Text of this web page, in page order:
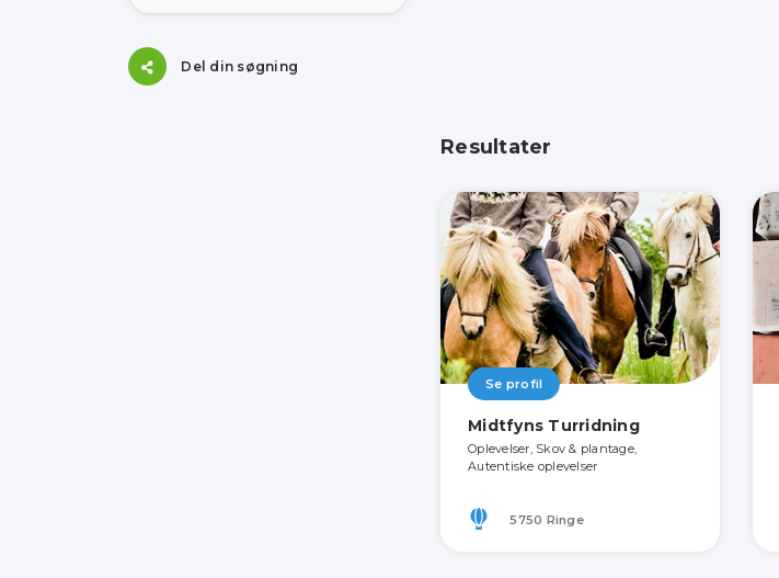
Del din søgning
Resultater
Se profil
Midtfyns Turridning
Oplevelser, Skov & plantage,
Autentiske oplevelser
5750 Ringe